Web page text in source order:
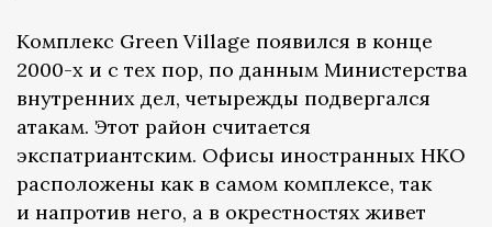
Комплекс Green Village появился в конце
2000-х и с тех пор, по данным Министерства
внутренних дел, четырежды подвергался
атакам. Этот район считается
экспатриантским. Офисы иностранных НКО
расположены как в самом комплексе, так
и напротив него, а в окрестностях живет